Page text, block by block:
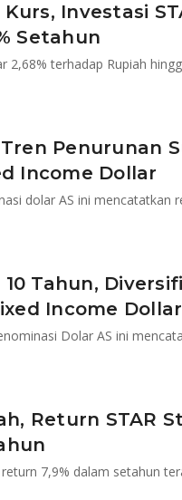
Investasi
Setahun
2,68% terhadap Rupiah
Penurunan
Income Dollar
Tahun,
Income Dollar
Dolar AS ini
Return STAR